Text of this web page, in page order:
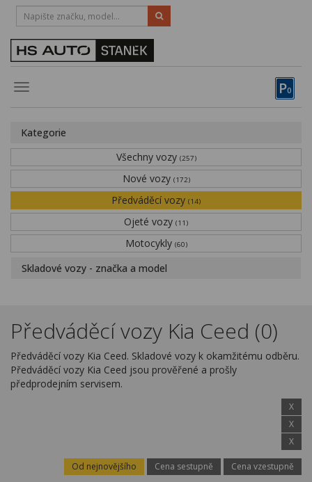
P0
Toggle
HOTLINE:
STRAKONICE-383 335 366
Obytné vozy
Financování
Novinky
Kariéra
Kontakty
Kategorie
Všechny vozy (257)
Nové vozy (172)
Předváděcí vozy (14)
Ojeté vozy (11)
Motocykly (60)
Skladové vozy - značka a model
Předváděcí vozy Kia Ceed (0)
Předváděcí vozy Kia Ceed. Skladové vozy k okamžitému odběru.
Předváděcí vozy Kia Ceed jsou prověřené a prošly
předprodejním servisem.
X
X
X
Od nejnovějšího Cena sestupně Cena vzestupně